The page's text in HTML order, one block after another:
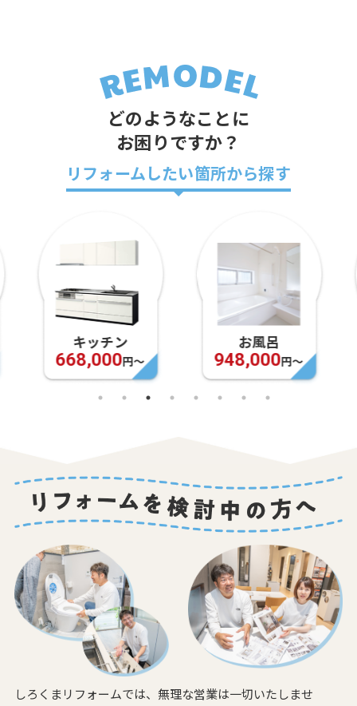
どのようなことに
お困りですか？
リフォームしたい箇所から探す
キッチン
668,000円〜
お風呂
948,000円〜
しろくまリフォームでは、無理な営業は一切いたしませ